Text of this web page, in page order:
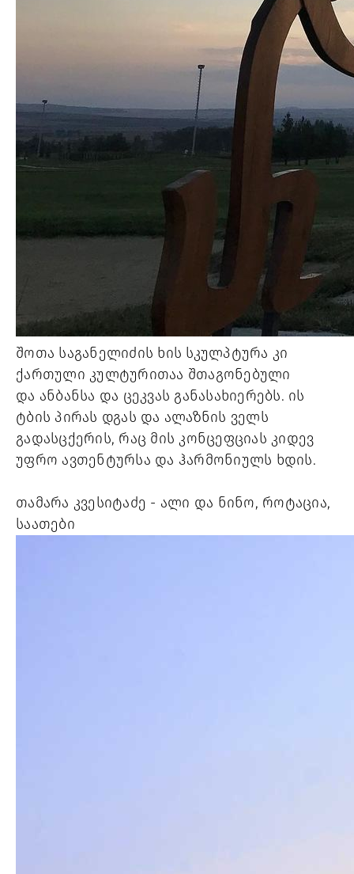
შოთა საგანელიძის ხის სკულპტურა კი
ქართული კულტურითაა შთაგონებული
და ანბანსა და ცეკვას განასახიერებს. ის
ტბის პირას დგას და ალაზნის ველს
გადასცქერის, რაც მის კონცეფციას კიდევ
უფრო ავთენტურსა და ჰარმონიულს ხდის.
თამარა კვესიტაძე - ალი და ნინო, როტაცია,
საათები